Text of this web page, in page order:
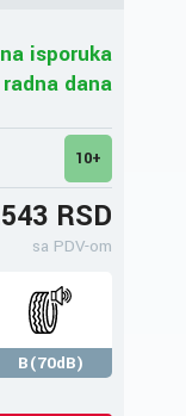
isporuka
dana
10+
RSD
sa PDV-om
B(70dB)